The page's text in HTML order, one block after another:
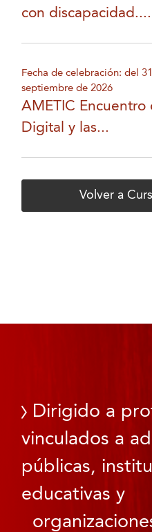
con discapacidad....
Fecha de celebración: del
septiembre de 2026
AMETIC Encuentro
Digital y las...
Volver a
Dirigido a
vinculados a
públicas,
educativas y